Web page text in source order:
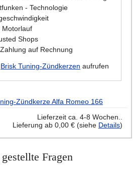
- Technologie
Motorlauf
Shops
auf Rechnung
Brisk Tuning-Zündkerzen aufrufen
Zündkerze Alfa Romeo 166
Lieferzeit ca. 4-8 Wochen..
Lieferung ab 0,00 € (siehe Details)
Fragen